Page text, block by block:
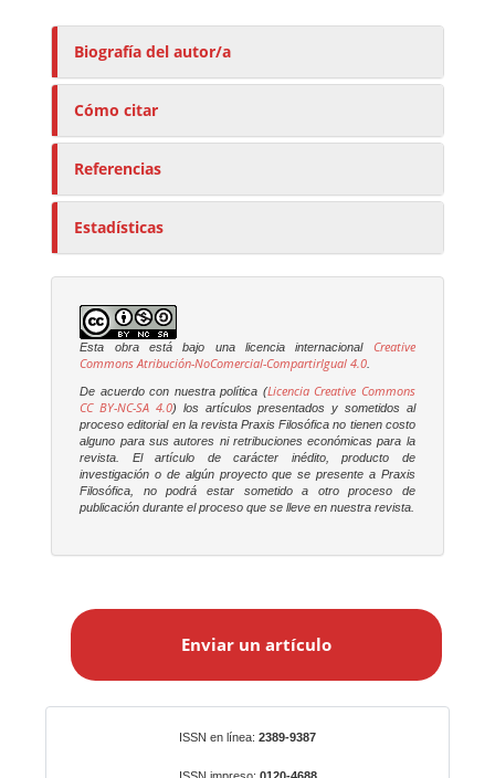
s
a
Biografía del autor/a
Cómo citar
Referencias
Estadísticas
Esta obra está bajo una licencia internacional
Creative
Commons Atribución-NoComercial-CompartirIgual 4.0
De acuerdo con nuestra política (Licencia Creative Commons
CC BY-NC-SA 4.0) los artículos presentados y sometidos al
proceso editorial en la revistaPraxis Filosófica no tienen costo
alguno para sus autores ni retribuciones económicas para la
revista. El artículo de carácter inédito, producto de
investigación o de algún proyecto que se presente a Praxis
Filosófica , no podrá estar sometido a otro proceso de
publicación durante el proceso que se lleve en nuestra revista.
a
Enviar un artículo
ISSN en línea: 2389-9387